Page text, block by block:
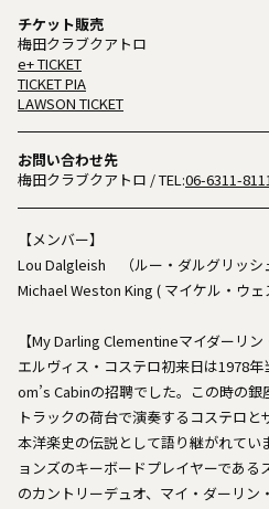
チケット販売
梅田クラブクアトロ
e+ TICKET
TICKET PIA
LAWSON TICKET
お問い合わせ先
梅田クラブクアトロ / TEL:06-6311-
【メンバー】
Lou Dalgleish （ルー・ダルグリッシ
Michael Weston King ( マイケル・ウ
【My Darling Clementineマイダーリン
エルヴィス・コステロ初来日は1978
om’s Cabinの招聘でした。この時の
トラックの荷台で演奏するコステロ
本洋楽史の伝説として語り継がれてい
ョンズのキーボードプレイヤーである
のカントリーデュオ、マイ・ダーリン